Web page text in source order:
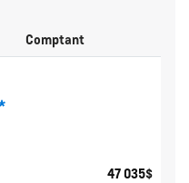
Comptant
47 035$